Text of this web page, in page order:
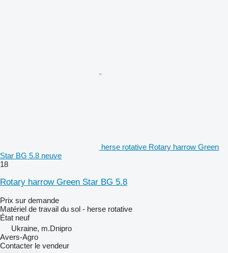
herse rotative Rotary harrow Green
Star BG 5.8 neuve
18
Rotary harrow Green Star BG 5.8
Prix sur demande
Matériel de travail du sol - herse rotative
État neuf
Ukraine, m.Dnipro
Avers-Agro
Contacter le vendeur